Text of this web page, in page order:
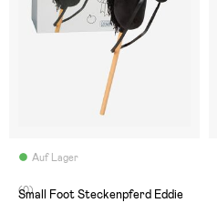
Auf Lager
(0)
Small Foot Steckenpferd Eddie